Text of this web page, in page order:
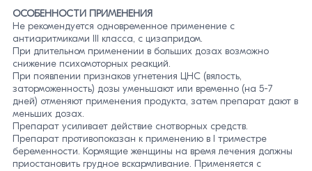
ОСОБЕННОСТИ ПРИМЕНЕНИЯ
Не рекомендуется одновременное применение с
антиаритмиками III класса, с цизапридом.
При длительном применении в больших дозах возможно
снижение психомоторных реакций.
При появлении признаков угнетения ЦНС (вялость,
заторможенность) дозы уменьшают или временно (на 5-7
дней) отменяют применения продукта, затем препарат дают в
меньших дозах.
Препарат усиливает действие снотворных средств.
Препарат противопоказан к применению в I триместре
беременности. Кормящие женщины на время лечения должны
приостановить грудное вскармливание. Применяется с